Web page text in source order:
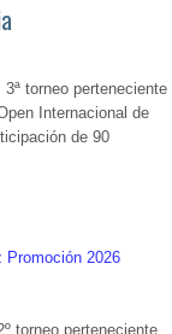
torneo perteneciente
Internacional de
de 90
Promoción 2026
torneo perteneciente